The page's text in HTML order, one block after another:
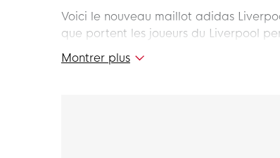
Voici le nouveau maillot adidas
que portent les joueurs du Liverpool
club anglais avec ce superbe maillot
Montrer plus